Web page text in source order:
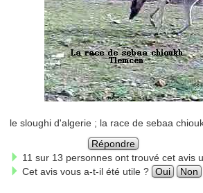
le sloughi d'algerie ; la race de sebaa
Répondre
11 sur 13 personnes ont trouvé cet avis
Cet avis vous a-t-il été utile ? Oui Non